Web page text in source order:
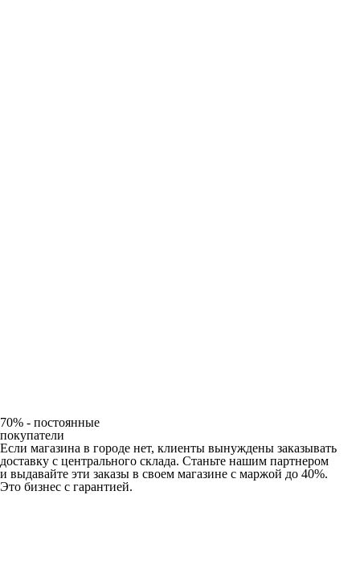
70% - постоянные
покупатели
Если магазина в городе нет, клиенты вынуждены заказывать
доставку с центрального склада. Станьте нашим партнером
и выдавайте эти заказы в своем магазине с маржой до 40%.
Это бизнес с гарантией.